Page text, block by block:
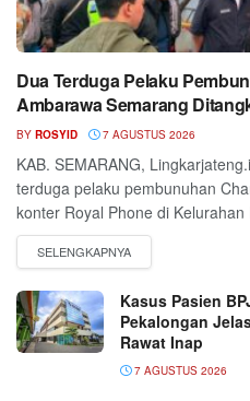
Dua Terduga Pelaku
Ambarawa Semarang
BY ROSYID 7 AGUSTUS 2026
KAB. SEMARANG,
terduga pelaku pembunuhan
konter Royal Phone di Kelurahan
Kasus Pasien
Pekalongan
Rawat Inap
7 AGUSTUS 2026